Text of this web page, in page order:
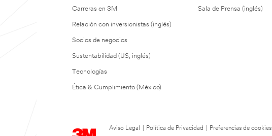
Carreras en 3M
Relación con inversionistas (inglés)
Socios de negocios
Sustentabilidad (US, inglés)
Tecnologías
Ética & Cumplimiento (México)
Sala de Prensa (inglés)
Aviso Legal Política de Privacidad
Preferencias de cookies